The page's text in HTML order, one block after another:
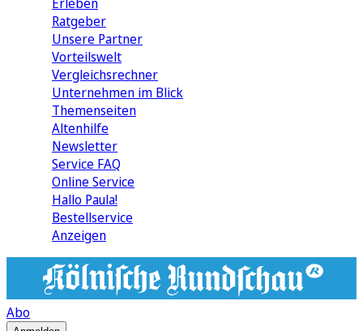
Ratgeber
Unsere Partner
Vorteilswelt
Vergleichsrechner
Unternehmen im Blick
Themenseiten
Altenhilfe
Newsletter
Service FAQ
Online Service
Hallo Paula!
Bestellservice
Anzeigen
Abo